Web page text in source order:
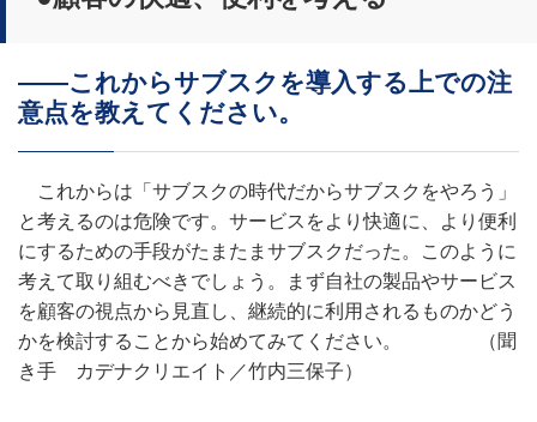
――これからサブスクを導入する上での注
意点を教えてください。
これからは「サブスクの時代だからサブスクをやろう」
と考えるのは危険です。サービスをより快適に、より便利
にするための手段がたまたまサブスクだった。このように
考えて取り組むべきでしょう。まず自社の製品やサービス
を顧客の視点から見直し、継続的に利用されるものかどう
かを検討することから始めてみてください。 （聞
き手 カデナクリエイト／竹内三保子）